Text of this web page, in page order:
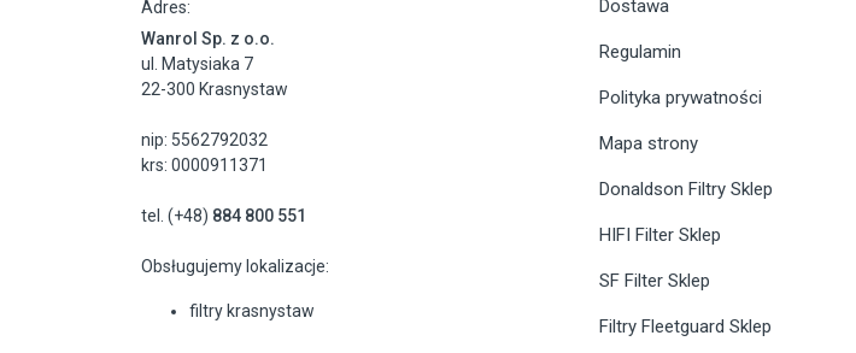
Adres:
Wanrol Sp. z o.o.
ul. Matysiaka 7
22-300 Krasnystaw
nip: 5562792032
krs: 0000911371
tel. (+48) 884 800 551
Obsługujemy lokalizacje:
filtry krasnystaw
Dostawa
Regulamin
Polityka prywatności
Mapa strony
Donaldson Filtry Sklep
HIFI Filter Sklep
SF Filter Sklep
Filtry Fleetguard Sklep